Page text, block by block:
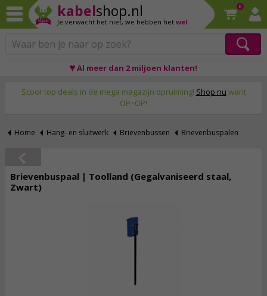
kabelshop.nl
Je verwacht het niet, we hebben het wel
0
♥ Al meer dan 2 miljoen klanten!
Scoor top deals in de mega magazijn opruiming! Shop nu want
OP=OP!
Home Hang- en sluitwerk Brievenbussen Brievenbuspalen
Brievenbuspaal | Toolland (Gegalvaniseerd staal,
Zwart)